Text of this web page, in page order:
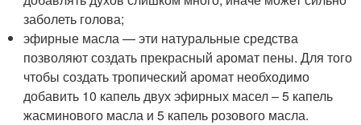
заболеть голова;
эфирные масла — эти натуральные средства
позволяют создать прекрасный аромат пены. Для того
чтобы создать тропический аромат необходимо
добавить 10 капель двух эфирных масел – 5 капель
жасминового масла и 5 капель розового масла.